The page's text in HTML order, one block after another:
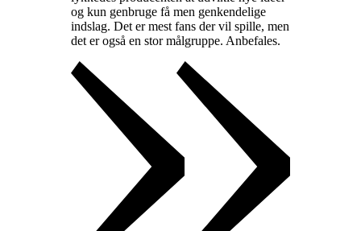
og kun genbruge få men genkendelige
indslag. Det er mest fans der vil spille, men
det er også en stor målgruppe. Anbefales.